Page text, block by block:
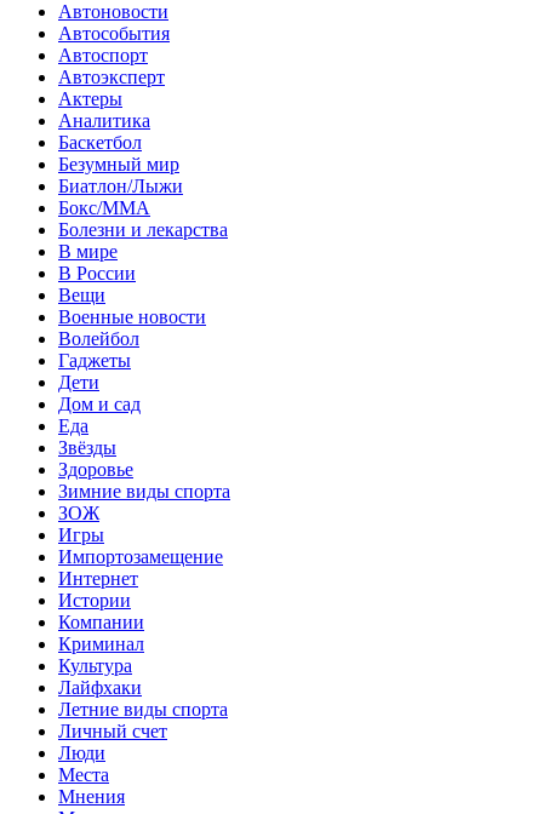
Автоновости
Автособытия
Автоспорт
Автоэксперт
Актеры
Аналитика
Баскетбол
Безумный мир
Биатлон/Лыжи
Бокс/MMA
Болезни и лекарства
В мире
В России
Вещи
Военные новости
Волейбол
Гаджеты
Дети
Дом и сад
Еда
Звёзды
Здоровье
Зимние виды спорта
ЗОЖ
Игры
Импортозамещение
Интернет
Истории
Компании
Криминал
Культура
Лайфхаки
Летние виды спорта
Личный счет
Люди
Места
Мнения